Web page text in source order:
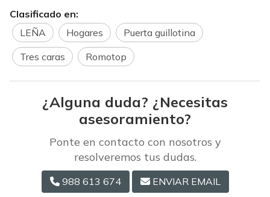
Clasificado en:
LEÑA
Hogares
Puerta guillotina
Tres caras
Romotop
¿Alguna duda? ¿Necesitas
asesoramiento?
Ponte en contacto con nosotros y
resolveremos tus dudas.
988 613 674 ENVIAR EMAIL